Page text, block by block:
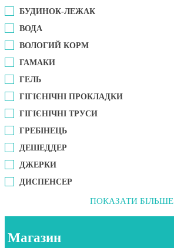
БУДИНОК-ЛЕЖАК
ВОДА
ВОЛОГИЙ КОРМ
ГАМАКИ
ГЕЛЬ
ГІГІЄНІЧНІ ПРОКЛАДКИ
ГІГІЄНІЧНІ ТРУСИ
ГРЕБІНЕЦЬ
ДЕШЕДДЕР
ДЖЕРКИ
ДИСПЕНСЕР
ПОКАЗАТИ БІЛЬШЕ
Магазин